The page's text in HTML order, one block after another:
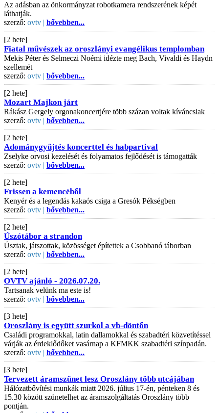
Az adásban az önkormányzat robotkamera rendszerének képét
láthatják.
szerző: ovtv | bővebben...
[2 hete]
Fiatal művészek az oroszlányi evangélikus templomban
Mekis Péter és Selmeczi Noémi idézte meg Bach, Vivaldi és Haydn
szellemét
szerző: ovtv | bővebben...
[2 hete]
Mozart Majkon járt
Rákász Gergely orgonakoncertjére több százan voltak kíváncsiak
szerző: ovtv | bővebben...
[2 hete]
Adománygyűjtés koncerttel és habpartival
Zselyke orvosi kezelését és folyamatos fejlődését is támogatták
szerző: ovtv | bővebben...
[2 hete]
Frissen a kemencéből
Kenyér és a legendás kakaós csiga a Gresók Pékségben
szerző: ovtv | bővebben...
[2 hete]
Úszótábor a strandon
Úsztak, játszottak, közösséget építettek a Csobbanó táborban
szerző: ovtv | bővebben...
[2 hete]
OVTV ajánló - 2026.07.20.
Tartsanak velünk ma este is!
szerző: ovtv | bővebben...
[3 hete]
Oroszlány is együtt szurkol a vb-döntőn
Családi programokkal, latin dallamokkal és szabadtéri közvetítéssel
várják az érdeklődőket vasárnap a KFMKK szabadtéri színpadán.
szerző: ovtv | bővebben...
[3 hete]
Tervezett áramszünet lesz Oroszlány több utcájában
Hálózatbővítési munkák miatt 2026. július 17-én, pénteken 8 és
15.30 között szünetelhet az áramszolgáltatás Oroszlány több
pontján.